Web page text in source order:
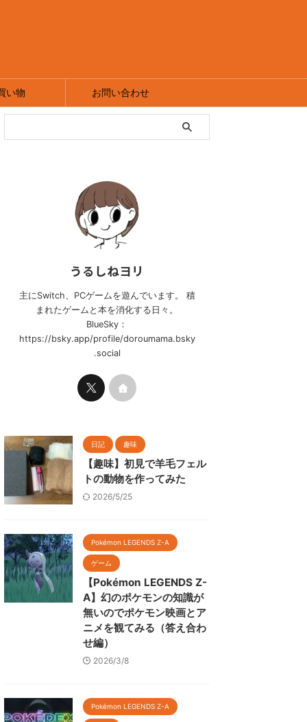
い物 お問い合わせ
うるしねヨリ
主にSwitch、PCゲームを遊んでいます。 積
まれたゲームと本を消化する日々。
BlueSky：
https://bsky.app/profile/doroumama.bsky
.social
日記 趣味
【趣味】初見で羊毛フェル
トの動物を作ってみた
2026/5/25
Pokémon LEGENDS Z-A
ゲーム
【Pokémon LEGENDS Z-
A】幻のポケモンの知識が
無いのでポケモン映画とア
ニメを観てみる（答え合わ
せ編）
2026/3/8
Pokémon LEGENDS Z-A